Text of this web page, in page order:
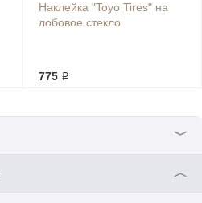
Наклейка "Toyo Tires" на
лобовое стекло
775 ₽
﹀
︿